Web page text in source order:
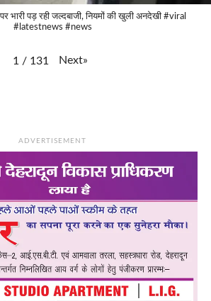
भारी पड़ रही जल्दबाजी, नियमों की खुली अनदेखी #viral
#latestnews #news
1 / 131 Next»
ADVERTISEMENT